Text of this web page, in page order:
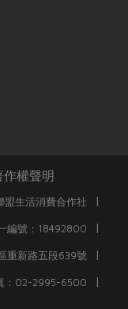
作權聲明
生活消費合作社 |
編號：18492800 |
重新路五段639號 |
：02-2995-6500 |